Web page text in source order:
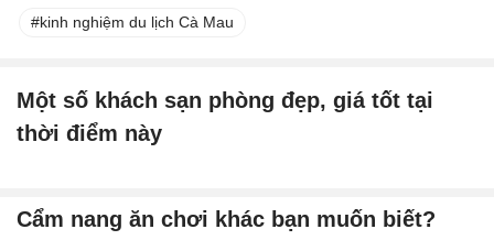
kinh nghiệm du lịch Cà Mau
Một số khách sạn phòng đẹp, giá tốt tại
thời điểm này
Cẩm nang ăn chơi khác bạn muốn biết?